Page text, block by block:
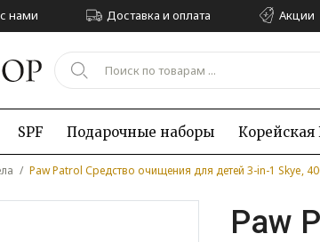
нами Доставка и оплата Акции
SPF Подарочные наборы Корейская
/ Paw Patrol Средство очищения для детей 3-in-1 Skye,
Paw